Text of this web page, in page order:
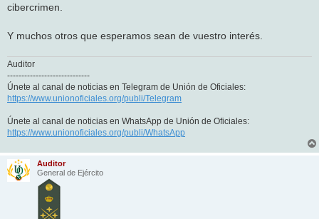
cibercrimen.
Y muchos otros que esperamos sean de vuestro interés.
Auditor
-----------------------------
Únete al canal de noticias en Telegram de Unión de Oficiales:
https://www.unionoficiales.org/publi/Telegram
Únete al canal de noticias en WhatsApp de Unión de Oficiales:
https://www.unionoficiales.org/publi/WhatsApp
Auditor
General de Ejército